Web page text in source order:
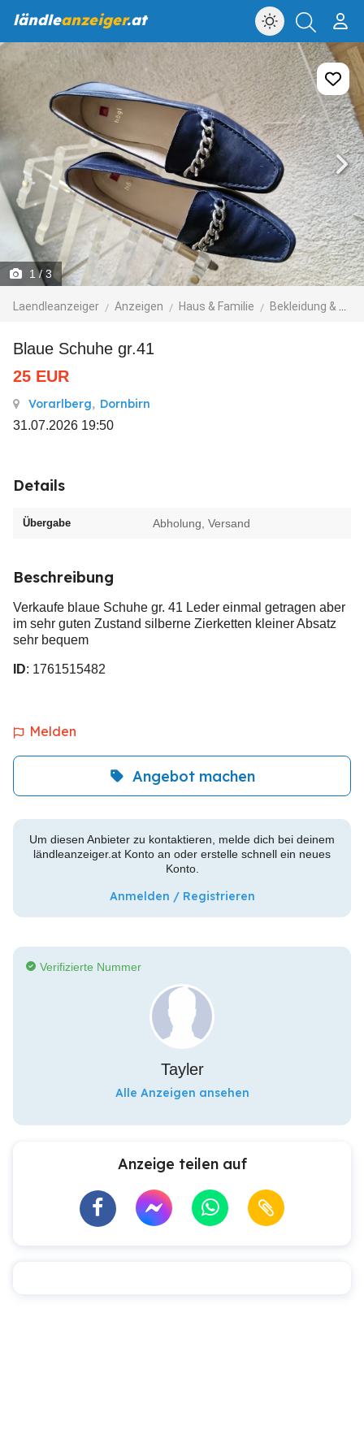
ländleanzeiger.at
1 / 3
Laendleanzeiger Anzeigen Haus & Familie Bekleidung & Accessoires
blaue Schuhe gr.41
25 EUR
Vorarlberg, Dornbirn
31.07.2026 19:50
Details
Übergabe Abholung, Versand
Beschreibung
Verkaufe blaue Schuhe gr. 41 Leder einmal getragen aber
im sehr guten Zustand silberne Zierketten kleiner Absatz
sehr bequem
ID: 1761515482
Melden
Angebot machen
Um diesen Anbieter zu kontaktieren, melde dich bei deinem
ländleanzeiger.at Konto an oder erstelle schnell ein neues
Konto.
Anmelden / Registrieren
Verifizierte Nummer
Tayler
Alle Anzeigen ansehen
Anzeige teilen auf